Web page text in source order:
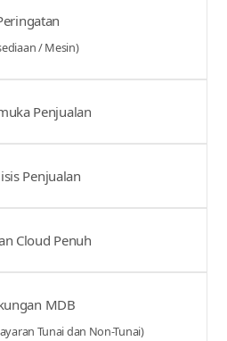
/ Mesin)
Penjualan
Penjualan
Cloud Penuh
MDB
Tunai dan Non-Tunai)